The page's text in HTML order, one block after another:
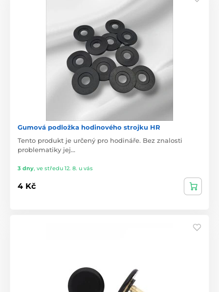
Gumová podložka hodinového strojku HR
Tento produkt je určený pro hodináře. Bez znalosti
problematiky jej…
3 dny, ve středu 12. 8. u vás
4 Kč